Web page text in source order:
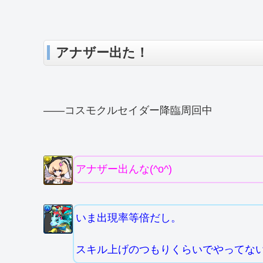
アナザー出た！
――コスモクルセイダー降臨周回中
アナザー出んな(^o^)
いま出現率等倍だし。
スキル上げのつもりくらいでやってな